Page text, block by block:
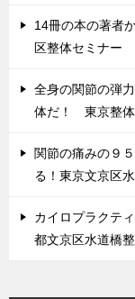
14冊の本の著者
区整体セミナー
全身の関節の弾
体だ！ 東京整体
関節の痛みの９
る！東京文京区
カイロプラクテ
都文京区水道橋